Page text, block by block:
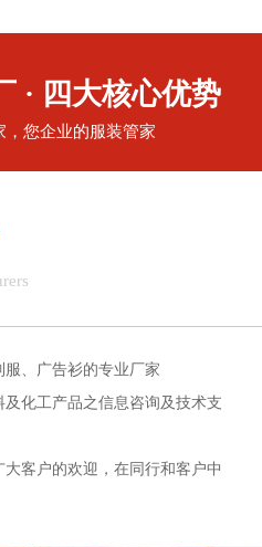
· 四大核心优势
，您企业的服装管家
、广告衫的专业厂家
化工产品之信息咨询及技术支
客户的欢迎，在同行和客户中